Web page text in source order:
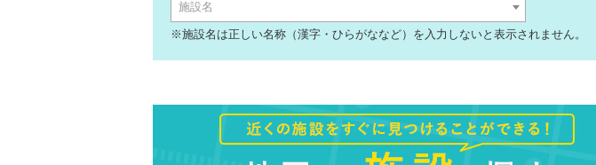
施設名
※施設名は正しい名称（漢字・ひらがななど）を入力しないと表示されません。